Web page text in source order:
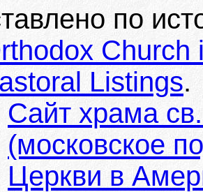
по
Church
Listings.
Сайт храма
(московское
Церкви в